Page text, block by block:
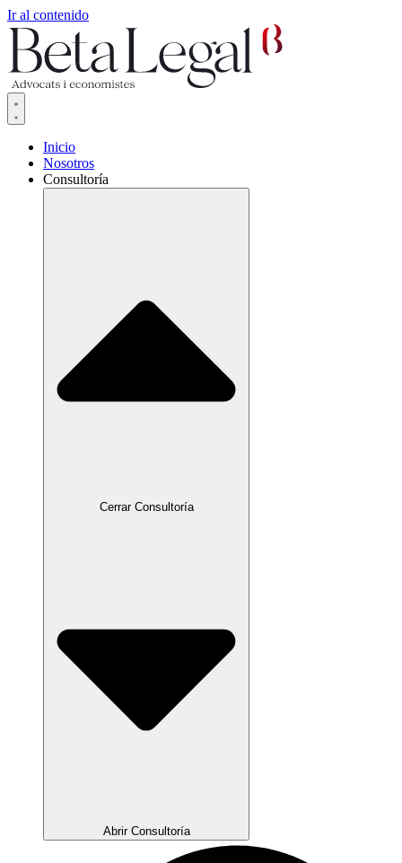
Ir al contenido
Inicio
Nosotros
Consultoría
Cerrar Consultoría
Abrir Consultoría